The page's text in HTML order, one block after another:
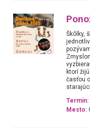
Škôlky,
ktorí
časťou
Termín:
Mesto: